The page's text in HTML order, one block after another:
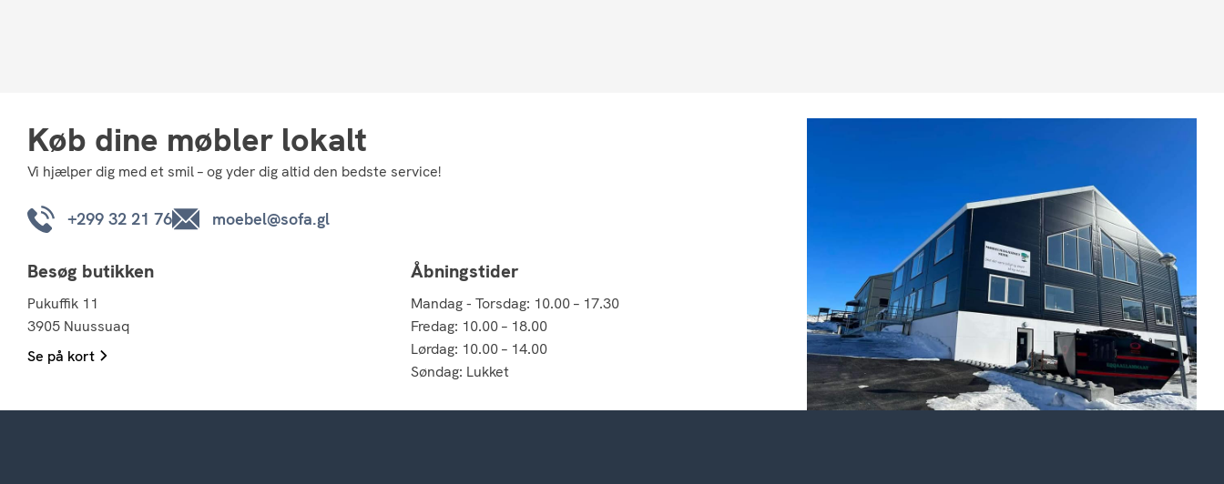
Køb dine møbler lokalt
Vi hjælper dig med et smil – og yder dig altid den bedste service!
+299 32 21 76 moebel@sofa.gl
Besøg butikken
Pukuffik 11
3905 Nuussuaq
Se på kort
Åbningstider
Mandag - Torsdag: 10.00 – 17.30
Fredag: 10.00 – 18.00
Lørdag: 10.00 – 14.00
Søndag: Lukket